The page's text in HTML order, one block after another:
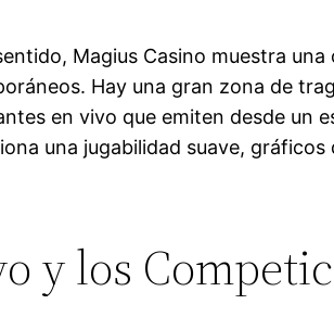
Magius Casino muestra
Hay una gran zona de
en vivo que emiten desde un
una jugabilidad suave,
y los